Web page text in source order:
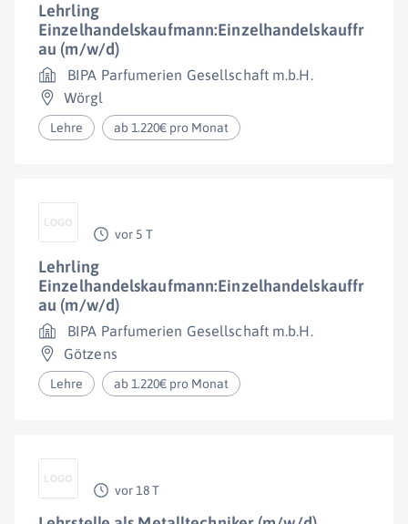
Lehrling
Einzelhandelskaufmann:Einzelhandelskauffr
au (m/w/d)
BIPA Parfumerien Gesellschaft m.b.H.
Wörgl
Lehre ab 1.220€ pro Monat
vor 5 T
Lehrling
Einzelhandelskaufmann:Einzelhandelskauffr
au (m/w/d)
BIPA Parfumerien Gesellschaft m.b.H.
Götzens
Lehre ab 1.220€ pro Monat
vor 18 T